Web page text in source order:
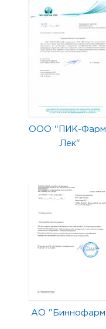
ООО "ПИК-
Лек"
АО